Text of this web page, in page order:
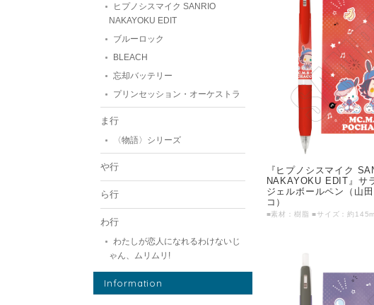
ヒプノシスマイク SANRIO
NAKAYOKU EDIT
ブルーロック
BLEACH
忘却バッテリー
プリンセッション・オーケストラ
ま行
〈物語〉シリーズ
や行
ら行
わ行
わたしが恋人になれるわけないじ
ゃん、ムリムリ!
Information
『ヒプノシスマイク
NAKAYOKU EDIT』サ
ジェルボールペン（山
コ）